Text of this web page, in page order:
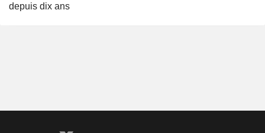
depuis dix ans